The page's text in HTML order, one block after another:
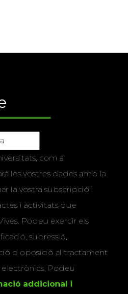
com a
les vostres dades amb la
la vostra subscripció i
i activitats que
Podeu exercir els
supressió,
o oposició al tractament
Podeu
addicional i